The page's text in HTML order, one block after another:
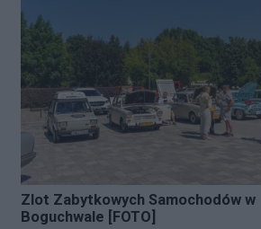
Zlot Zabytkowych Samochodów w
Boguchwale [FOTO]